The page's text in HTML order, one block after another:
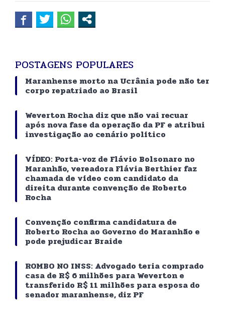
POSTAGENS POPULARES
Maranhense morto na Ucrânia pode não ter
corpo repatriado ao Brasil
Weverton Rocha diz que não vai recuar
após nova fase da operação da PF e atribui
investigação ao cenário político
VÍDEO: Porta-voz de Flávio Bolsonaro no
Maranhão, vereadora Flávia Berthier faz
chamada de vídeo com candidato da
direita durante convenção de Roberto
Rocha
Convenção confirma candidatura de
Roberto Rocha ao Governo do Maranhão e
pode prejudicar Braide
ROMBO NO INSS: Advogado teria comprado
casa de R$ 6 milhões para Weverton e
transferido R$ 11 milhões para esposa do
senador maranhense, diz PF